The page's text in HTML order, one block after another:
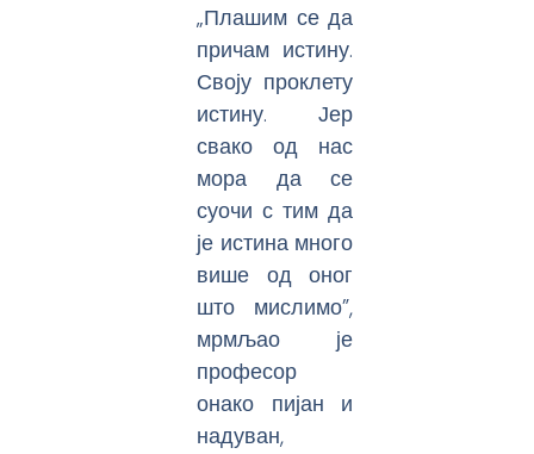
„Плашим се да
причам истину.
Своју проклету
истину. Јер
свако од нас
мора да се
суочи с тим да
је истина много
више од оног
што мислимо”,
мрмљао је
професор
онако пијан и
надуван,